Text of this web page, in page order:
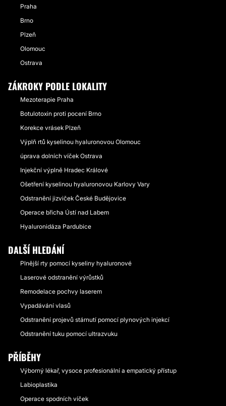
Praha
Brno
Plzeň
Olomouc
Ostrava
ZÁKROKY PODLE LOKALITY
Mezoterapie Praha
Botulotoxin proti pocení Brno
Korekce vrásek Plzeň
Výplň rtů kyselinou hyaluronovou Olomouc
úprava dolních víček Ostrava
Injekční výplně Hradec Králové
Ošetření kyselinou hyaluronovou Karlovy Vary
Odstranění jizviček České Budějovice
Operace břicha Ústí nad Labem
Hyaluronidáza Pardubice
DALŠÍ HLEDÁNÍ
Plnější rty pomocí kyseliny hyaluronové
Laserové odstranění výrůstků
Remodelace pochvy laserem
Vypadávání vlasů
Odstranění projevů stárnutí pomocí plynových injekcí
Odstranění tuku pomocí ultrazvuku
PŘÍBĚHY
Výborný lékař, vysoce profesionální a empatický přístup
Labioplastika
Operace spodních víček